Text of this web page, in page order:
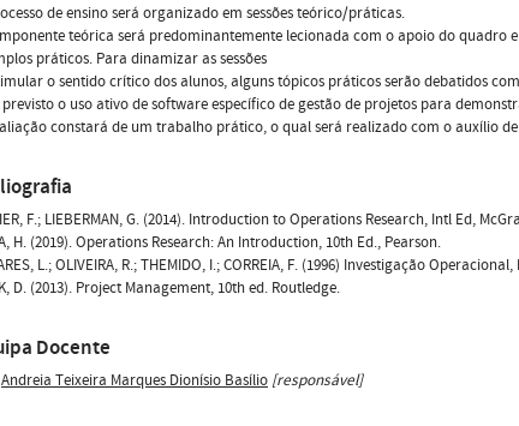
de ensino será organizado em sessões teórico/práticas.
teórica será predominantemente lecionada com o apoio do quadro
práticos. Para dinamizar as sessões
o sentido crítico dos alunos, alguns tópicos práticos serão debatidos
previsto o uso ativo de software específico de gestão de projetos para
constará de um trabalho prático, o qual será realizado com o auxílio
F.; LIEBERMAN, G. (2014). Introduction to Operations Research, Intl Ed,
H. (2019). Operations Research: An Introduction, 10th Ed., Pearson.
L.; OLIVEIRA, R.; THEMIDO, I.; CORREIA, F. (1996) Investigação
D. (2013). Project Management, 10th ed. Routledge.
Docente
Andreia Teixeira Marques Dionísio Basílio [responsável]